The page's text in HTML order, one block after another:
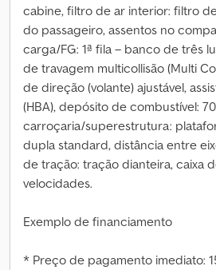
cabine, filtro de ar interior: filtro
do passageiro, assentos no
carga/FG: 1ª fila – banco de três
de travagem multicollisão (Multi
de direção (volante) ajustável,
(HBA), depósito de combustível:
carroçaria/superestrutura:
dupla standard, distância entre
de tração: tração dianteira, caixa
velocidades.
Exemplo de financiamento
* Preço de pagamento imediato: